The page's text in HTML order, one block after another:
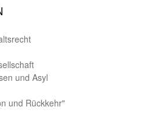
und Asyl
und Rückkehr"